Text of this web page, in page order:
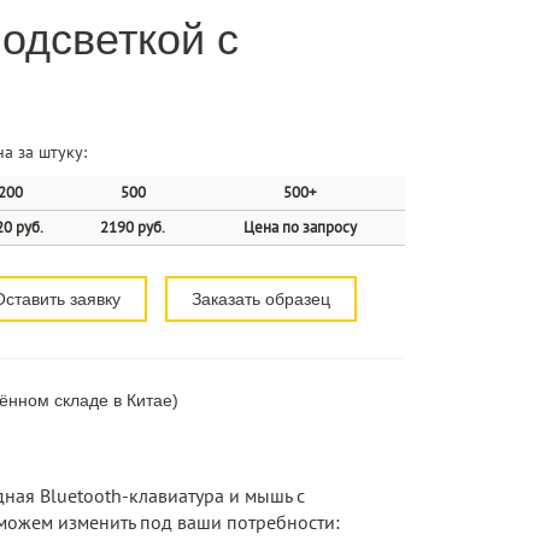
с
за штуку:
500
500+
руб. 2190 руб. Цена по запросу
заявку Заказать образец
складе в Китае)
Bluetooth-клавиатура и мышь с
изменить под ваши потребности: